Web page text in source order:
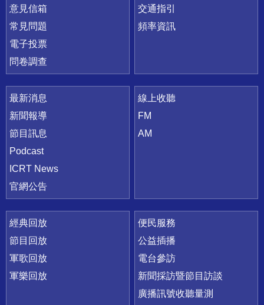
意見信箱
常見問題
電子投票
問卷調查
交通指引
頻率資訊
最新消息
新聞報導
節目訊息
Podcast
ICRT News
官網公告
線上收聽
FM
AM
經典回放
節目回放
軍歌回放
軍樂回放
便民服務
公益插播
電台參訪
新聞採訪暨節目訪談
廣播訊號收聽量測